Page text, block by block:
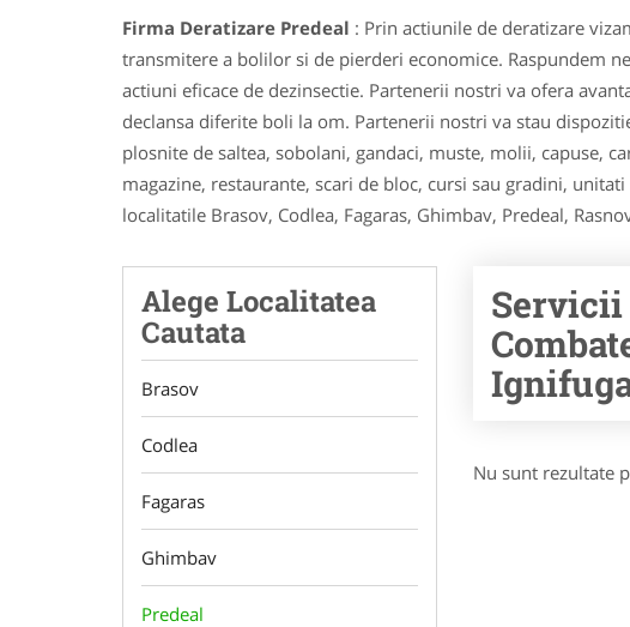
Firma Deratizare Predeal : Prin actiunile de deratizare
transmitere a bolilor si de pierderi economice. Raspundem
actiuni eficace de dezinsectie. Partenerii nostri va ofera
declansa diferite boli la om. Partenerii nostri va stau
plosnite de saltea, sobolani, gandaci, muste, molii, capuse,
magazine, restaurante, scari de bloc, cursi sau gradini,
localitatile Brasov, Codlea, Fagaras, Ghimbav, Predeal,
Alege Localitatea
Cautata
Brasov
Codlea
Fagaras
Ghimbav
Predeal
Servicii
Nu sunt rezultate